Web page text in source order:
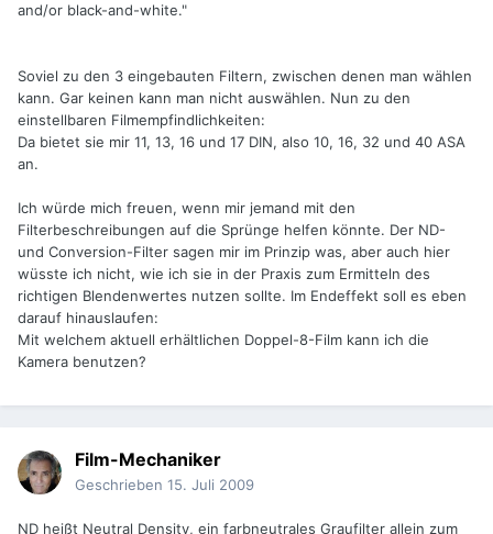
and/or black-and-white."
Soviel zu den 3 eingebauten Filtern, zwischen denen man wählen
kann. Gar keinen kann man nicht auswählen. Nun zu den
einstellbaren Filmempfindlichkeiten:
Da bietet sie mir 11, 13, 16 und 17 DIN, also 10, 16, 32 und 40 ASA
an.
Ich würde mich freuen, wenn mir jemand mit den
Filterbeschreibungen auf die Sprünge helfen könnte. Der ND-
und Conversion-Filter sagen mir im Prinzip was, aber auch hier
wüsste ich nicht, wie ich sie in der Praxis zum Ermitteln des
richtigen Blendenwertes nutzen sollte. Im Endeffekt soll es eben
darauf hinauslaufen:
Mit welchem aktuell erhältlichen Doppel-8-Film kann ich die
Kamera benutzen?
Film-Mechaniker
Geschrieben 15. Juli 2009
ND heißt Neutral Density, ein farbneutrales Graufilter allein zum